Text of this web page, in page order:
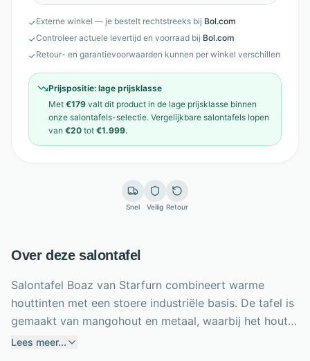
✓Externe winkel — je bestelt rechtstreeks bij Bol.com
✓Controleer actuele levertijd en voorraad bij Bol.com
✓Retour- en garantievoorwaarden kunnen per winkel verschillen
Prijspositie: lage prijsklasse
Met €179 valt dit product in de lage prijsklasse binnen
onze salontafels-selectie. Vergelijkbare salontafels lopen
van €20 tot €1.999.
Snel Veilig Retour
Over deze salontafel
Salontafel Boaz van Starfurn combineert warme
houttinten met een stoere industriële basis. De tafel is
gemaakt van mangohout en metaal, waarbij het hout
is behandeld met een blanke lak die de natuurlijke
Lees meer...